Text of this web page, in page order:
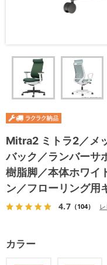
Mitra2 ミトラ2／メ
バック／ランバーサ
樹脂脚／本体ホワイ
ン／フローリング用
4.7（104）
カラー